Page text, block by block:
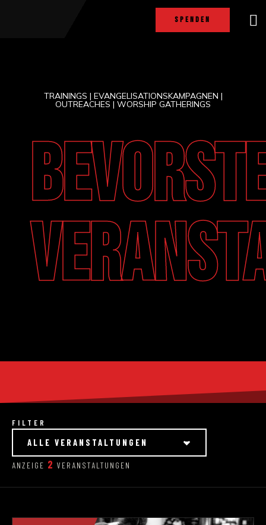
SPENDEN
TRAININGS | EVANGELISATIONSKAMPAGNEN |
OUTREACHES | WORSHIP GATHERINGS
FILTER
ALLE VERANSTALTUNGEN
ANZEIGE 2 VERANSTALTUNGEN